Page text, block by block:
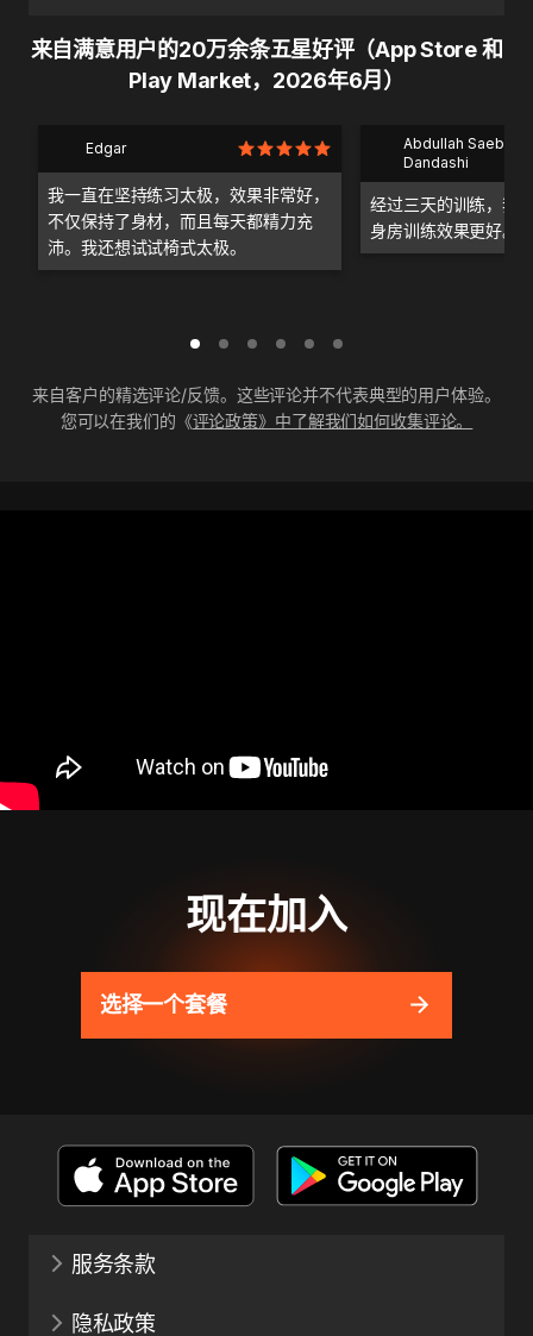
来自满意用户的20万余条五星好评（App Store 和
Play Market，2026年6月）
Edgar
我一直在坚持练习太极，效果非常好，
不仅保持了身材，而且每天都精力充
沛。我还想试试椅式太极。
Abdullah Saeb Al
Dandashi
经过三天的训练，我
身房训练效果更好。
来自客户的精选评论/反馈。这些评论并不代表典型的用户体验。
您可以在我们的《评论政策》中了解我们如何收集评论。
现在加入
选择一个套餐
服务条款
隐私政策